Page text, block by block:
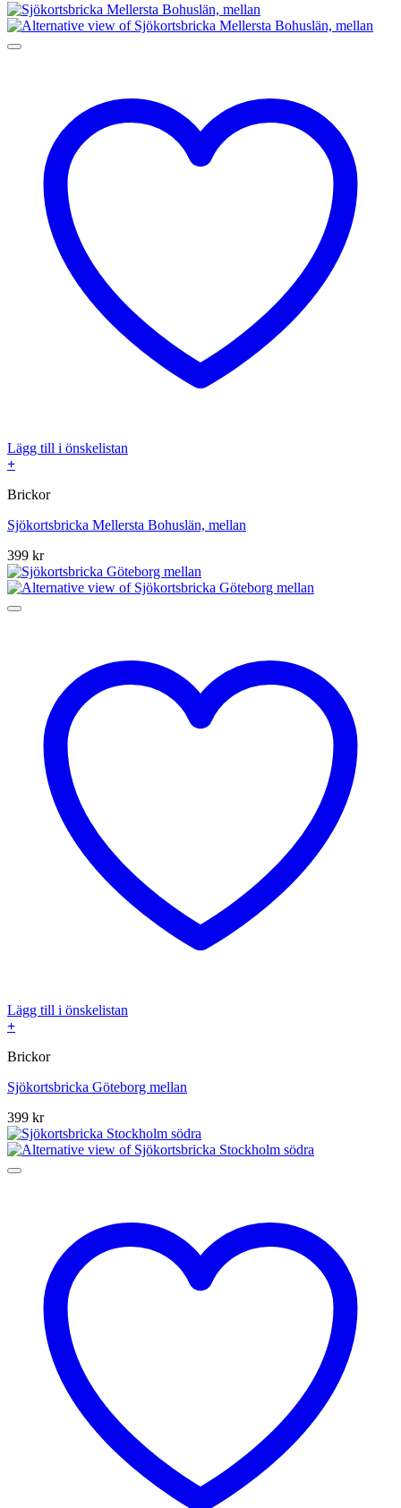
Lägg till i önskelistan
+
Brickor
Sjökortsbricka Mellersta Bohuslän, mellan
399 kr
Lägg till i önskelistan
+
Brickor
Sjökortsbricka Göteborg mellan
399 kr